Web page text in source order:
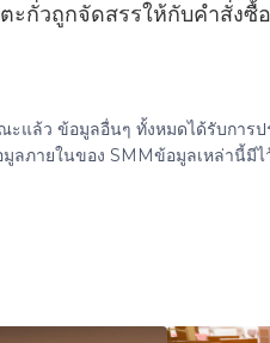
กั่วถูกจัดสรรให้กับคำสั่งซื้
แล้ว ข้อมูลอื่นๆ ทั้งหมดได้รับการ
ภายในของ SMMข้อมูลเหล่านี้มีไ